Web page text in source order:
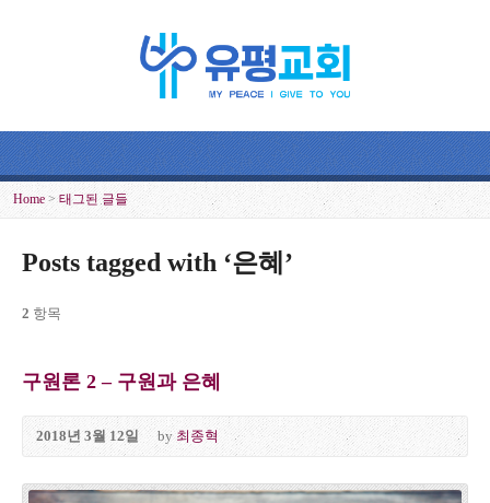
Home >태그된 글들
Posts tagged with ‘은혜’
2 항목
구원론 2 – 구원과 은혜
2018년 3월 12일 by 최종혁